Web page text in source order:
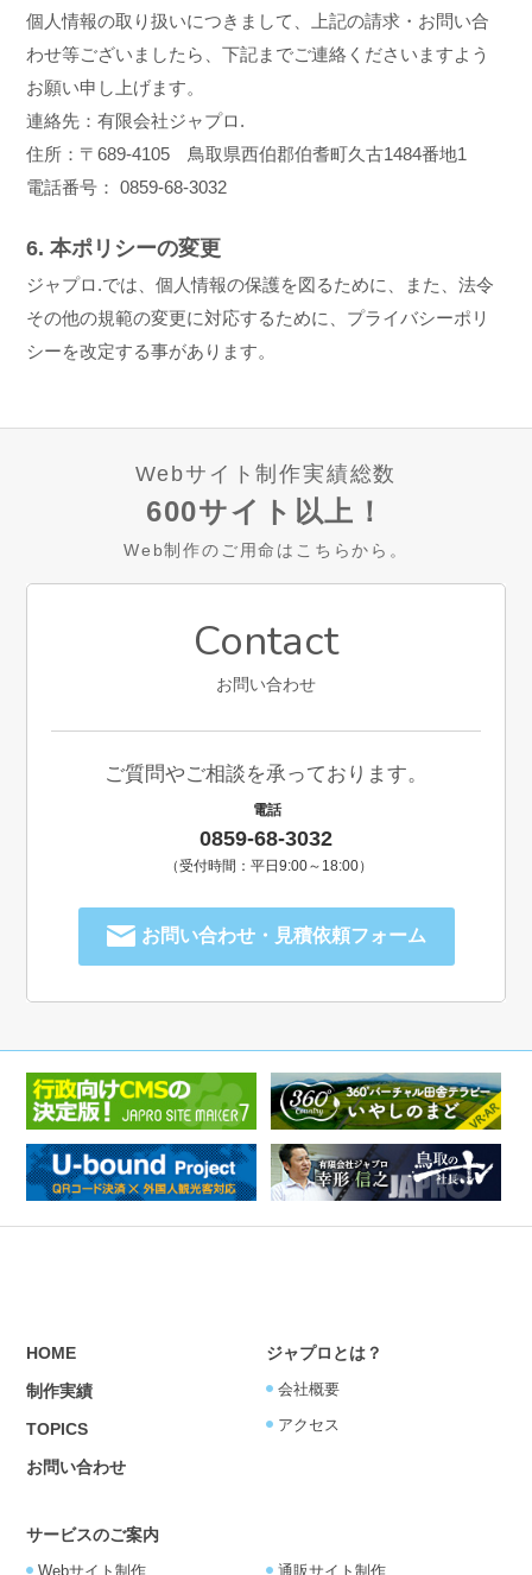
個人情報の取り扱いにつきまして、上記の請求・お問い合
わせ等ございましたら、下記までご連絡くださいますよう
お願い申し上げます。
連絡先：有限会社ジャプロ.
住所：〒689-4105 鳥取県西伯郡伯耆町久古1484番地1
電話番号： 0859-68-3032
6. 本ポリシーの変更
ジャプロ.では、個人情報の保護を図るために、また、法令
その他の規範の変更に対応するために、プライバシーポリ
シーを改定する事があります。
Webサイト制作実績総数
600サイト以上！
Web制作のご用命はこちらから。
Contact
お問い合わせ
ご質問やご相談を承っております。
電話
0859-68-3032
（受付時間：平日9:00～18:00）
お問い合わせ・見積依頼フォーム
HOME
制作実績
TOPICS
お問い合わせ
ジャプロとは？
会社概要
アクセス
サービスのご案内
Webサイト制作 通販サイト制作